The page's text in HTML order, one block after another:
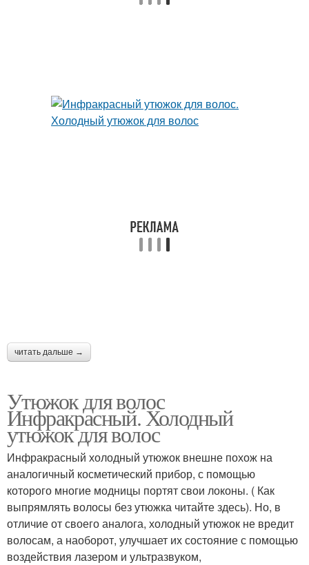
читать дальше →
Утюжок для волос
Инфракрасный. Холодный
утюжок для волос
Инфракрасный холодный утюжок внешне похож на
аналогичный косметический прибор, с помощью
которого многие модницы портят свои локоны. ( Как
выпрямлять волосы без утюжка читайте здесь). Но, в
отличие от своего аналога, холодный утюжок не вредит
волосам, а наоборот, улучшает их состояние с помощью
воздействия лазером и ультразвуком,